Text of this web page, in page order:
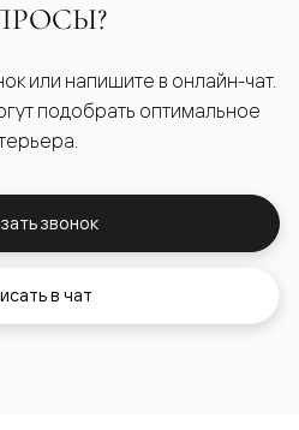
или напишите в онлайн-чат.
подобрать оптимальное
звонок
в чат